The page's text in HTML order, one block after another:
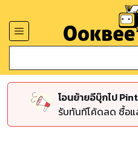
โอนย้ายอีบุ๊กไป
รับทันทีโค้ดลด ซื้อแ